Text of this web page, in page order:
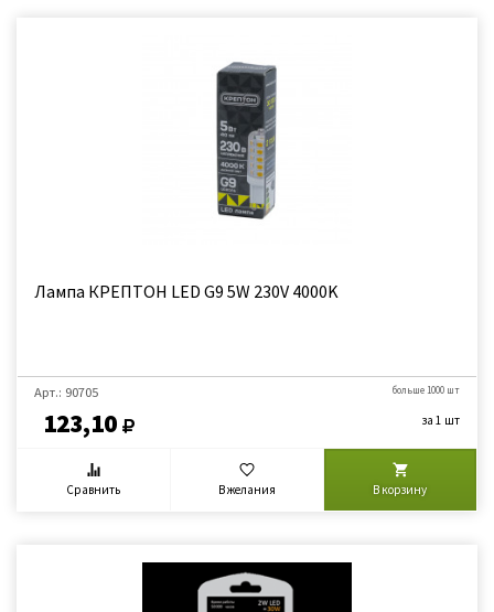
Лампа КРЕПТОН LED G9 5W 230V 4000K
Арт.: 90705
123,10
больше 1000 шт
за 1 шт
Сравнить В желания В корзину